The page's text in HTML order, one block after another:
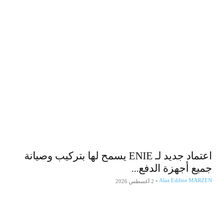
اعتماد جديد لـ ENIE يسمح لها بتركيب وصيانة
جميع أجهزة الدفع...
Alaa Eddine MARZEN
- 2 أغسطس 2026